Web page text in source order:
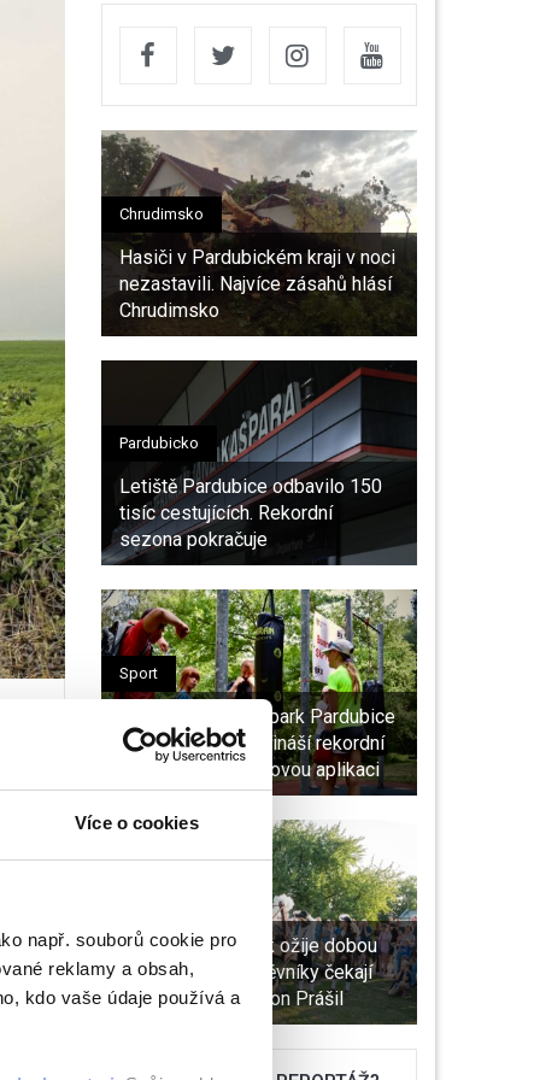
Více o cookies
např. souborů cookie pro
reklamy a obsah,
kdo vaše údaje používá a
Chrudimsko
Hasiči v Pardubickém kraji v noci
nezastavili. Najvíce zásahů hlásí
Chrudimsko
Pardubicko
Letiště Pardubice odbavilo 150
tisíc cestujících. Rekordní
sezona pokračuje
Sport
VIDEO: Sportovní park Pardubice
slaví 10. ročník. Přináší rekordní
počet stanovišťi novou aplikaci
Pardubický zámek ožije dobou
Pernštejnů. Návštěvníky čekají
kanony, šerm i Baron Prášil